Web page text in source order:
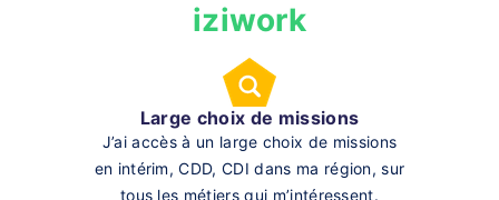
iziwork
Large choix de missions
J’ai accès à un large choix de missions
en intérim, CDD, CDI dans ma région, sur
tous les métiers qui m’intéressent.